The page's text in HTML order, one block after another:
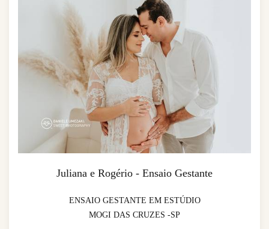
Juliana e Rogério - Ensaio Gestante
ENSAIO GESTANTE EM ESTÚDIO
MOGI DAS CRUZES -SP